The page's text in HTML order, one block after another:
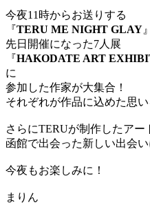
今夜11時からお送りする
『TERU ME NIGHT GLAY
先日開催になった7人展
『HAKODATE ART
に
参加した作家が大集合！
それぞれが作品に込めた思
さらにTERUが制作したアー
函館で出会った新しい出会
今夜もお楽しみに！
まりん